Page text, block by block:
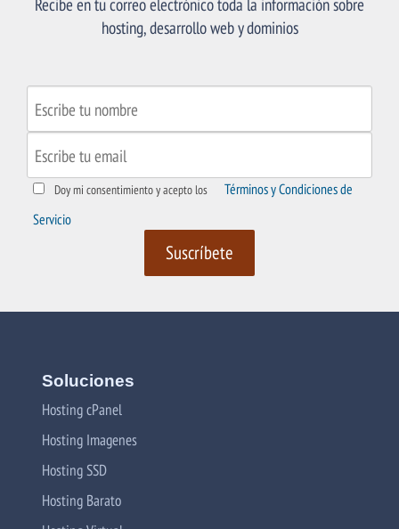
hosting, desarrollo web y dominios
Doy mi consentimiento y acepto los
Términos y Condiciones de
Servicio
Soluciones
Hosting cPanel
Hosting Imagenes
Hosting SSD
Hosting Barato